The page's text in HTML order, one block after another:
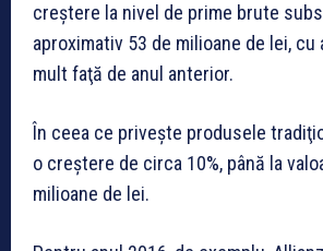
creştere la nivel de prime brute
aproximativ 53 de milioane de lei, cu
mult faţă de anul anterior.
În ceea ce priveşte produsele
o creştere de circa 10%, până la
milioane de lei.